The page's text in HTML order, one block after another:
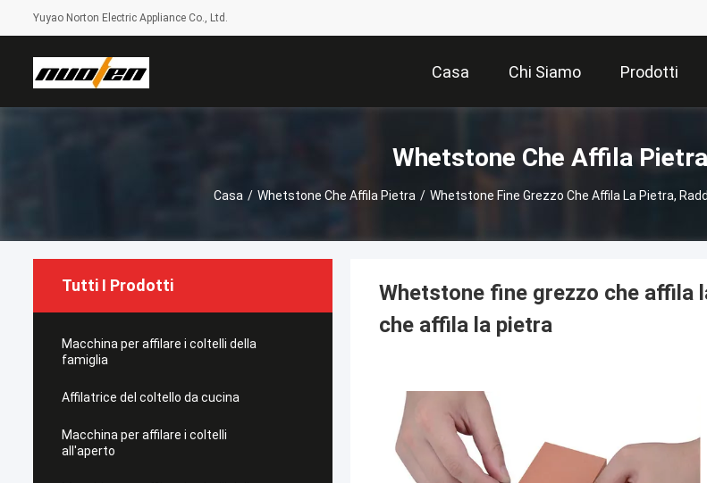
Yuyao Norton Electric Appliance Co., Ltd.
Casa Chi Siamo Prodotti
Whetstone Che Affila
Casa / Whetstone Che Affila Pietra / Whetstone Fine Grezzo Che Affila La Pietra,
Tutti I Prodotti
Macchina per affilare i coltelli della
famiglia
Affilatrice del coltello da cucina
Macchina per affilare i coltelli
all'aperto
Whetstone fine grezzo che affila
che affila la pietra